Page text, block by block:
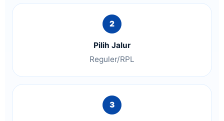
Pilih Jalur
Reguler/RPL